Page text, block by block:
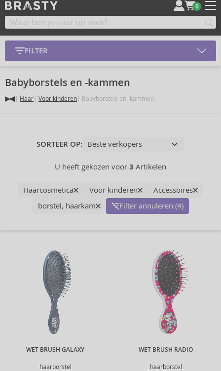
0
FILTER
Babyborstels en -kammen
Haar Voor kinderen Babyborstels en -kammen
SORTEER OP:
U heeft gekozen voor 3 Artikelen
Haarcosmetica Voor kinderen
Accessoires
borstel, haarkam
Filter annuleren (4)
WET BRUSH GALAXY
haarborstel
WET BRUSH RADIO
haarborstel